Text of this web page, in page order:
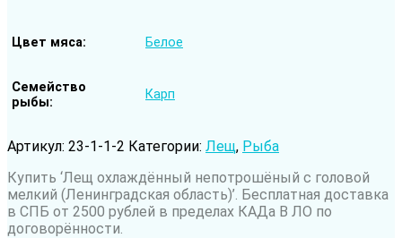
Цвет мяса Белое
Семейство
рыбы
Карп
Род рыбы Лещ
Вода обитания Пресноводная рыба
Артикул: 23-1-1-2 Категории: Лещ, Рыба
Купить ‘Лещ охлаждённый непотрошёный с головой
мелкий (Ленинградская область)’. Бесплатная доставка
в СПБ от 2500 рублей в пределах КАДа В ЛО по
договорённости.